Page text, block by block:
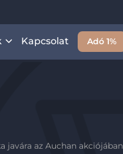
Kapcsolat Adó 1%
javára az Auchan akciójában